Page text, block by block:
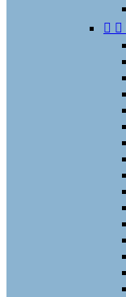
 